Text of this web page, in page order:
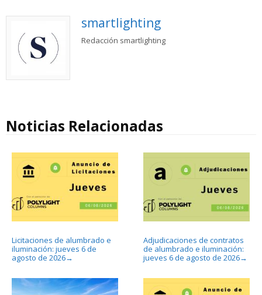
smartlighting
Redacción smartlighting
Noticias Relacionadas
Licitaciones de alumbrado e
iluminación: jueves 6 de
agosto de 2026→
Adjudicaciones de contratos
de alumbrado e iluminación:
jueves 6 de agosto de 2026→